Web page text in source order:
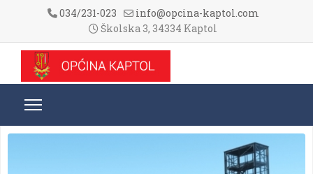
034/231-023
info@opcina-kaptol.com
Školska 3, 34334 Kaptol